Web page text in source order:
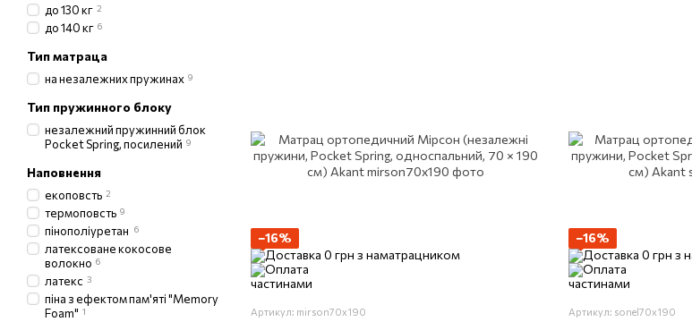
−16%
Артикул: mirson70x190
−16%
Артикул: sonel70x190
до 130 кг 2
до 140 кг 6
Тип матраца
на незалежних пружинах 9
Тип пружинного блоку
незалежний пружинний блок
Pocket Spring, посилений 9
Наповнення
екоповсть 2
термоповсть 9
пінополіуретан 6
латексоване кокосове
волокно 6
латекс 3
піна з ефектом пам'яті "Memory
Foam" 1